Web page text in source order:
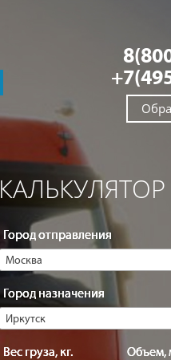
КАЛЬКУЛЯТОР
Город отправления
Москва
Город назначения
Иркутск
Вес груза, кг. Объем,